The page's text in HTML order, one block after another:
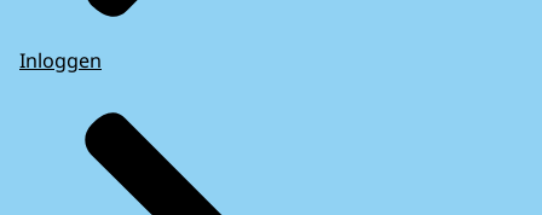
Inloggen